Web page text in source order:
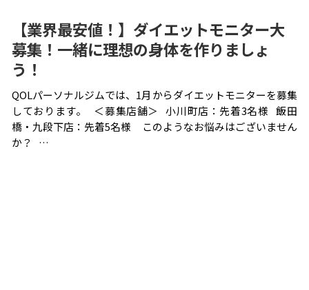
【業界最安値！】ダイエットモニター大
募集！一緒に理想の身体を作りましょ
う！
QOLパーソナルジムでは、1月からダイエットモニターを募集
しております。 ＜募集店舗＞ 小川町店：先着3名様 飯田
橋・九段下店：先着5名様 このようなお悩みはございません
か？ …